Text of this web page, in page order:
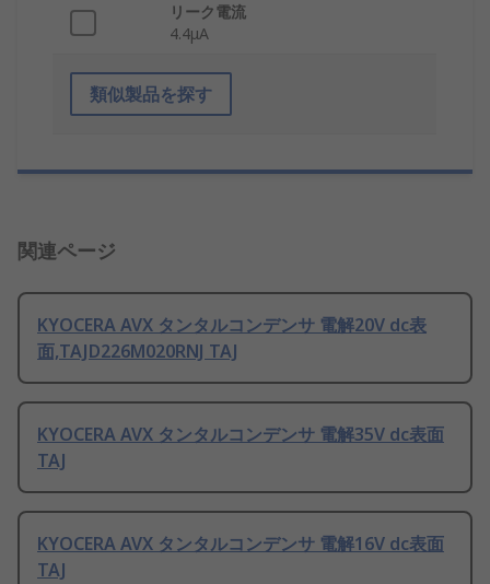
リーク電流
4.4μA
類似製品を探す
関連ページ
KYOCERA AVX タンタルコンデンサ 電解20V dc表
面,TAJD226M020RNJ TAJ
KYOCERA AVX タンタルコンデンサ 電解35V dc表面
TAJ
KYOCERA AVX タンタルコンデンサ 電解16V dc表面
TAJ